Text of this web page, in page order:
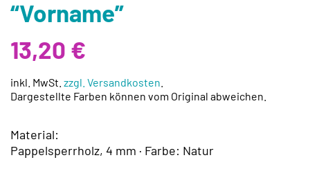
“Vorname”
13,20 €
inkl. MwSt. zzgl. Versandkosten
Dargestellte Farben können vom Original abweichen.
Material:
Pappelsperrholz, 4 mm · Farbe: Natur